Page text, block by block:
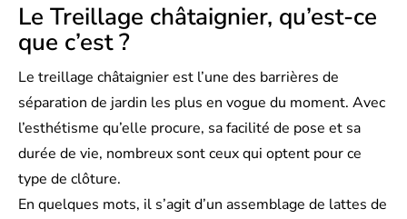
Le Treillage châtaignier, qu’est-ce
que c’est ?
Le treillage châtaignier est l’une des barrières de
séparation de jardin les plus en vogue du moment. Avec
l’esthétisme qu’elle procure, sa facilité de pose et sa
durée de vie, nombreux sont ceux qui optent pour ce
type de clôture.
En quelques mots, il s’agit d’un assemblage de lattes de